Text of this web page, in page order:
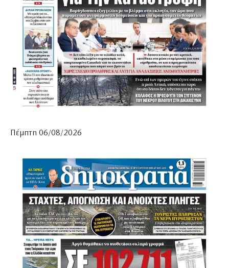
Πέμπτη 06/08/2026